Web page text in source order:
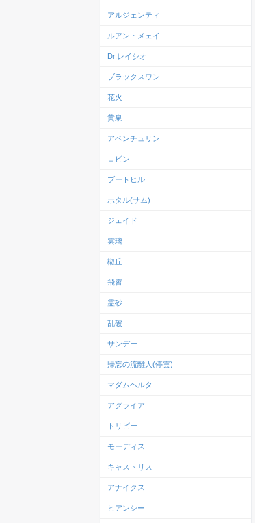
アルジェンティ
ルアン・メェイ
Dr.レイシオ
ブラックスワン
花火
黄泉
アベンチュリン
ロビン
ブートヒル
ホタル(サム)
ジェイド
雲璃
椒丘
飛霄
霊砂
乱破
サンデー
帰忘の流離人(停雲)
マダムヘルタ
アグライア
トリビー
モーディス
キャストリス
アナイクス
ヒアンシー